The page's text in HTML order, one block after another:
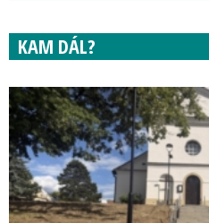
KAM DÁL?